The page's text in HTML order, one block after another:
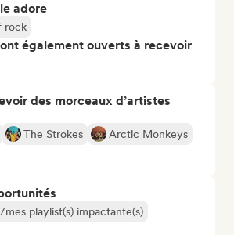
adore
rock
également ouverts à recevoir
des morceaux d’artistes
The Strokes
Arctic Monkeys
playlist(s) impactante(s)